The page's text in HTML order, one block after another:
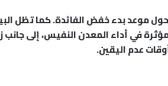
موعد بدء خفض الفائدة. كما تظل
في أداء المعدن النفيس، إلى جانب
عدم اليقين.